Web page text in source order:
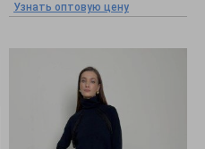
Узнать оптовую цену